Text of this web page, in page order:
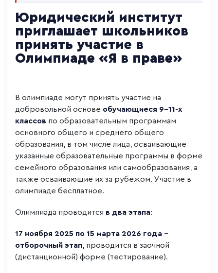
Юридический институт
приглашает школьников
принять участие в
Олимпиаде «Я в праве»
В олимпиаде могут принять участие на
добровольной основе обучающиеся 9-11-х
классов по образовательным программам
основного общего и среднего общего
образования, в том числе лица, осваивающие
указанные образовательные программы в форме
семейного образования или самообразования, а
также осваивающие их за рубежом. Участие в
олимпиаде бесплатное.
Олимпиада проводится в два этапа:
17 ноября 2025 по 15 марта 2026 года –
отборочный этап , проводится в заочной
(дистанционной) форме (тестирование).